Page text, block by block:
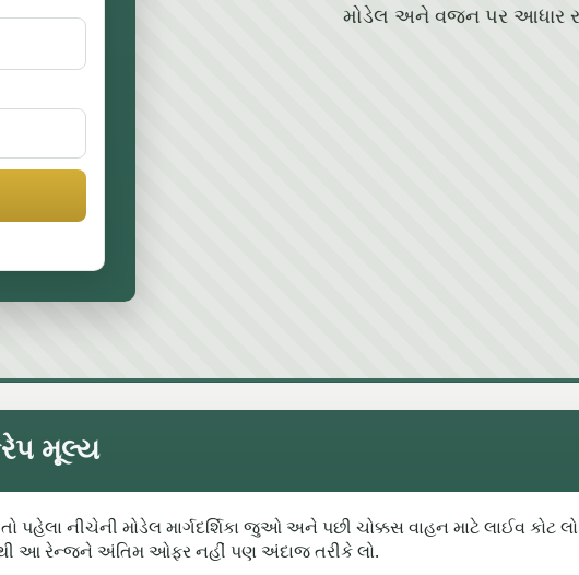
મોડેલ અને વજન પર આધાર
મૂલ્ય
પહેલા નીચેની મોડેલ માર્ગદર્શિકા જુઓ અને પછી ચોક્કસ વાહન માટે લાઈવ કોટ
આ રેન્જને અંતિમ ઓફર નહીં પણ અંદાજ તરીકે લો.